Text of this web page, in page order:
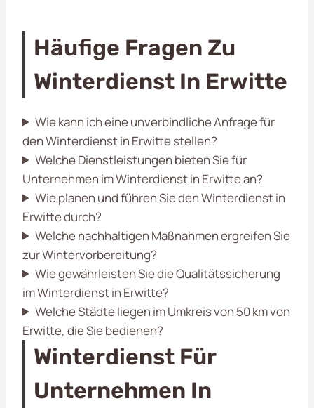
Häufige Fragen Zu
Winterdienst In Erwitte
Wie kann ich eine unverbindliche Anfrage für
den Winterdienst in Erwitte stellen?
Welche Dienstleistungen bieten Sie für
Unternehmen im Winterdienst in Erwitte an?
Wie planen und führen Sie den Winterdienst in
Erwitte durch?
Welche nachhaltigen Maßnahmen ergreifen Sie
zur Wintervorbereitung?
Wie gewährleisten Sie die Qualitätssicherung
im Winterdienst in Erwitte?
Welche Städte liegen im Umkreis von 50 km von
Erwitte, die Sie bedienen?
Winterdienst Für
Unternehmen In